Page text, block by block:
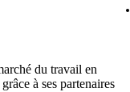
du travail en
à ses partenaires